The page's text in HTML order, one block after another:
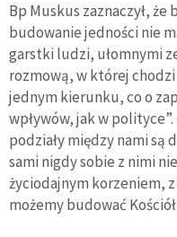
Bp Muskus zaznaczył,
budowanie jedności nie
garstki ludzi, ułomnymi
rozmową, w której
jednym kierunku, co o
wpływów, jak w
podziały między nami
sami nigdy sobie z nimi
życiodajnym korzeniem,
możemy budować